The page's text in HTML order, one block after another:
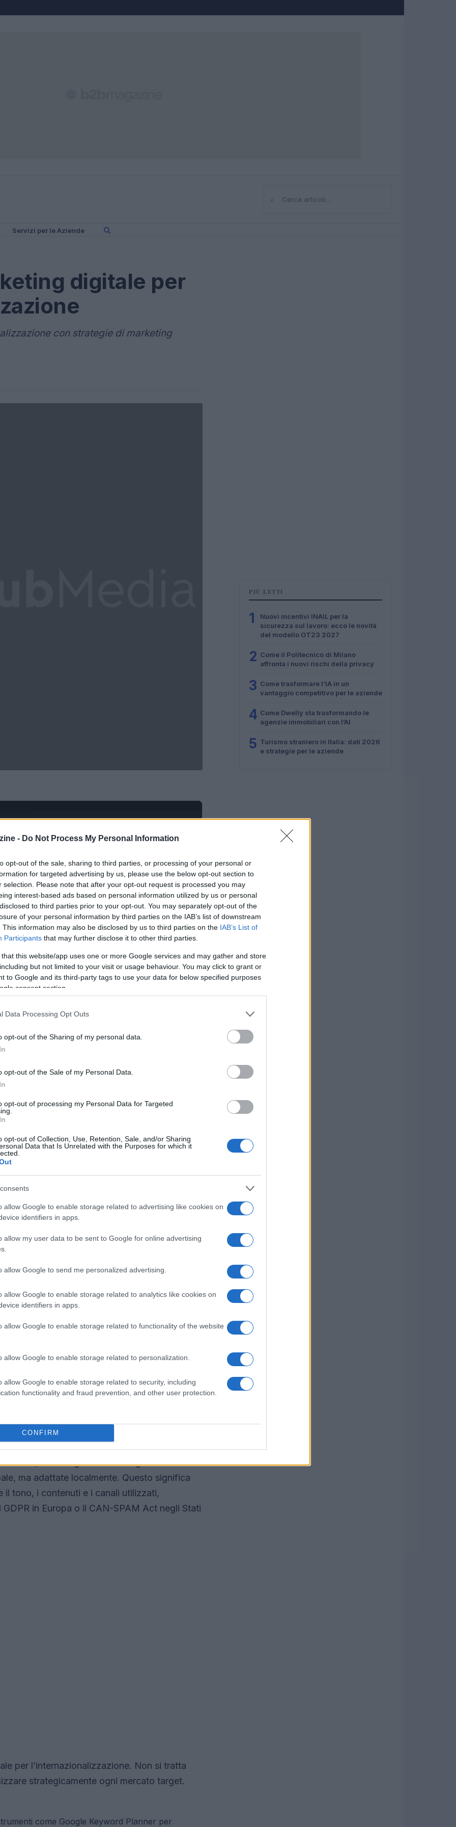
- Do Not Process My Personal Information
opt-out of the sale, sharing to third parties, or processing of your personal or
for targeted advertising by us, please use the below opt-out section to
selection. Please note that after your opt-out request is processed you may
interest-based ads based on personal information utilized by us or personal
to third parties prior to your opt-out. You may separately opt-out of the
of your personal information by third parties on the IAB’s list of downstream
This information may also be disclosed by us to third parties on the IAB’s List of
Participants that may further disclose it to other third parties.
that this website/app uses one or more Google services and may gather and store
but not limited to your visit or usage behaviour. You may click to grant or
to Google and its third-party tags to use your data for below specified purposes
consent section.
Data Processing Opt Outs
opt-out of the Sharing of my personal data.
opt-out of the Sale of my Personal Data.
opt-out of processing my Personal Data for Targeted
opt-out of Collection, Use, Retention, Sale, and/or Sharing
Data that Is Unrelated with the Purposes for which it
allow Google to enable storage related to advertising like cookies on
identifiers in apps.
allow my user data to be sent to Google for online advertising
allow Google to send me personalized advertising.
allow Google to enable storage related to analytics like cookies on
identifiers in apps.
allow Google to enable storage related to functionality of the website
allow Google to enable storage related to personalization.
allow Google to enable storage related to security, including
functionality and fraud prevention, and other user protection.
CONFIRM
⌕Cerca
Servizi per le Aziende
digitale per
con strategie di marketing
un obiettivo ambizioso per molte aziende B2B.
ma di possedere una visione chiara e
In questo articolo, esamineremo le migliori
internazionale, ponendo l’accento su
marketing e una presenza online
internazionale
regole del gioco per le aziende che
anche una piccola e media impresa (PMI)
a strumenti online mirati. Questo
spingendo molte realtà B2B a
generazione di lead e vendite internazionali.
in un contesto competitivo, come la
al pubblico target;
commerciali.
universale per l’export. Ogni paese ha
le strategie di marketing devono
ma adattate localmente. Questo significa
il tono, i contenuti e i canali utilizzati,
in Europa o il CAN-SPAM Act negli Stati
per l’internazionalizzazione. Non si tratta
strategicamente ogni mercato target.
come Google Keyword Planner per
PIÙ LETTI
1
Nuovi incentivi INAIL per la
sicurezza sul lavoro: ecco le novità
del modello OT23 2027
2 Come il Politecnico di Milano
affronta i nuovi rischi della privacy
3 Come trasformare l’IA in un
vantaggio competitivo per le aziende
4 Come Dwelly sta trasformando le
agenzie immobiliari con l’AI
5 Turismo straniero in Italia: dati 2026
e strategie per le aziende